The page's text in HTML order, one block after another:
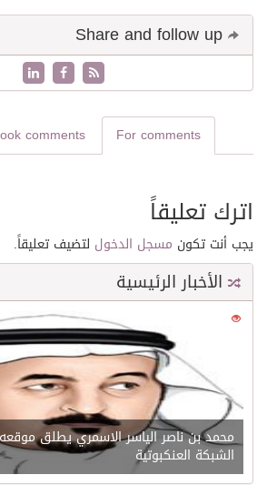
For comments
comments
اترك تعليقاً
يجب أنت تكون مسجل الدخول لتضيف تعليقاً.
الأخبار الرئيسية
21610
محمد بن ناصر الياسر الاسمري يطلق
الشبكة العنكبوتية